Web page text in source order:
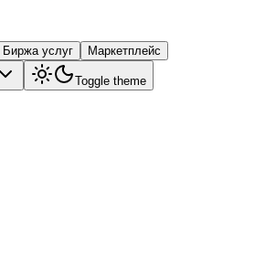
Биржа услуг Маркетплейс
Toggle theme